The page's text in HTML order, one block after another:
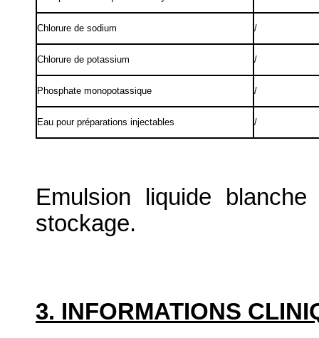
Chlorure de sodium /
Chlorure de potassium /
Phosphate monopotassique /
Eau pour préparations injectables /
Emulsion liquide
stockage.
3. INFORMATIONS